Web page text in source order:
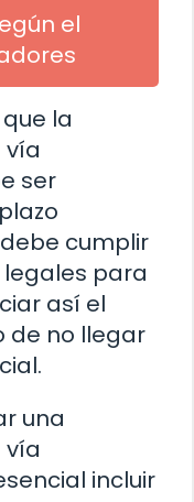
el
la
vía
ser
cumplir
para
así el
de no llegar
una
vía
incluir